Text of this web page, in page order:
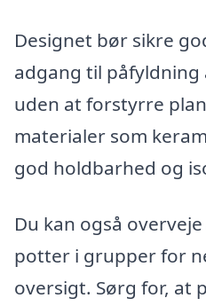
Designet bør sikre
adgang til
uden at forstyrre
materialer som
god holdbarhed og
Du kan også
potter i grupper for
oversigt. Sørg for, at